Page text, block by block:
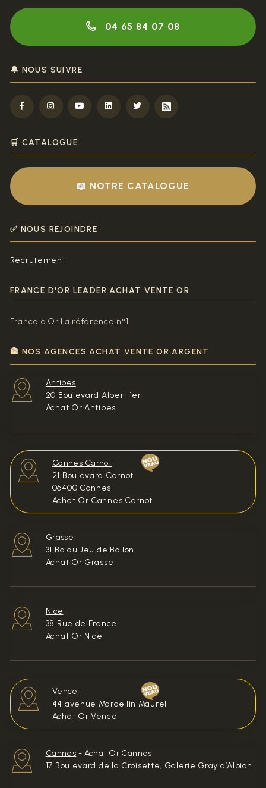
🏦 NOS AGENCES ACHAT VENTE OR ARGENT
Antibes
20 Boulevard Albert 1er
Achat Or Antibes
Cannes Carnot
21 Boulevard Carnot
06400 Cannes
Achat Or Cannes Carnot
Grasse
31 Bd du Jeu de Ballon
Achat Or Grasse
Nice
38 Rue de France
Achat Or Nice
Vence
44 avenue Marcellin Maurel
Achat Or Vence
Cannes - Achat Or Cannes
17 Boulevard de la Croisette, Galerie Gray d’Albion
04 65 84 07 08
🔔 NOUS SUIVRE
🛒 CATALOGUE
📖 NOTRE CATALOGUE
✅ NOUS REJOINDRE
Recrutement
FRANCE D'OR LEADER ACHAT VENTE OR
France d'Or La référence n°1